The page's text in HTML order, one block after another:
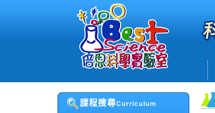
課程搜尋Curriculum